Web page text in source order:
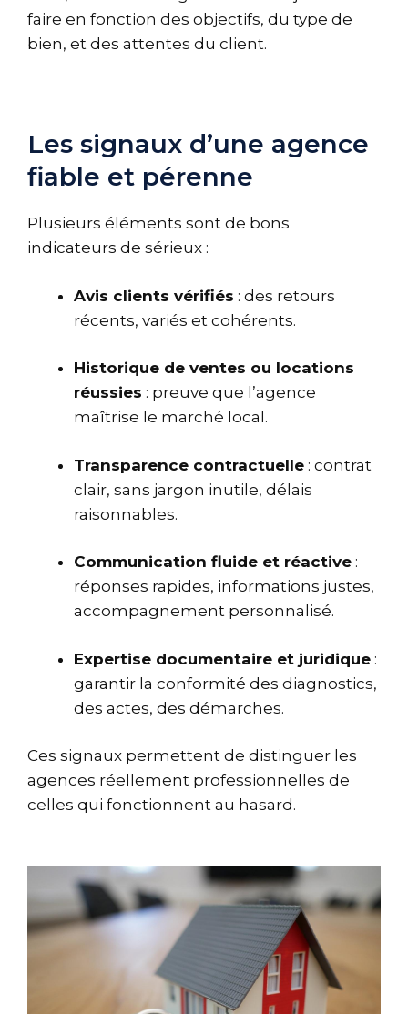
faire en fonction des objectifs, du type de
bien, et des attentes du client.
Les signaux d’une agence
fiable et pérenne
Plusieurs éléments sont de bons
indicateurs de sérieux :
Avis clients vérifiés : des retours
récents, variés et cohérents.
Historique de ventes ou locations
réussies : preuve que l’agence
maîtrise le marché local.
Transparence contractuelle : contrat
clair, sans jargon inutile, délais
raisonnables.
Communication fluide et réactive :
réponses rapides, informations justes,
accompagnement personnalisé.
Expertise documentaire et juridique :
garantir la conformité des diagnostics,
des actes, des démarches.
Ces signaux permettent de distinguer les
agences réellement professionnelles de
celles qui fonctionnent au hasard.